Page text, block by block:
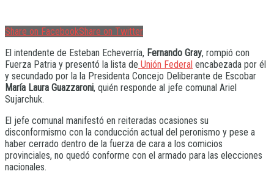
Share on FacebookShare on Twitter
El intendente de Esteban Echeverría, Fernando Gray, rompió con
Fuerza Patria y presentó la lista de Unión Federal encabezada por él
y secundado por la la Presidenta Concejo Deliberante de Escobar
María Laura Guazzaroni, quién responde al jefe comunal Ariel
Sujarchuk.
El jefe comunal manifestó en reiteradas ocasiones su
disconformismo con la conducción actual del peronismo y pese a
haber cerrado dentro de la fuerza de cara a los comicios
provinciales, no quedó conforme con el armado para las elecciones
nacionales.